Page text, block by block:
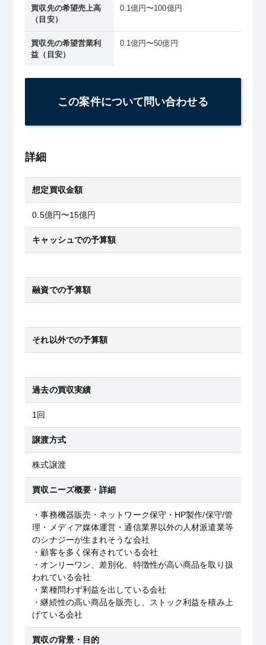
買収先の希望売上高
（目安）
0.1億円〜100億円
買収先の希望営業利
益（目安）
0.1億円〜50億円
この案件について問い合わせる
詳細
想定買収金額
0.5億円〜15億円
キャッシュでの予算額
融資での予算額
それ以外での予算額
過去の買収実績
1回
譲渡方式
株式譲渡
買収ニーズ概要・詳細
・事務機器販売・ネットワーク保守・HP製作/保守/管
理・メディア媒体運営・通信業界以外の人材派遣業等
のシナジーが生まれそうな会社
・顧客を多く保有されている会社
・オンリーワン、差別化、特徴性が高い商品を取り扱
われている会社
・業種問わず利益を出している会社
・継続性の高い商品を販売し、ストック利益を積み上
げている会社
買収の背景・目的